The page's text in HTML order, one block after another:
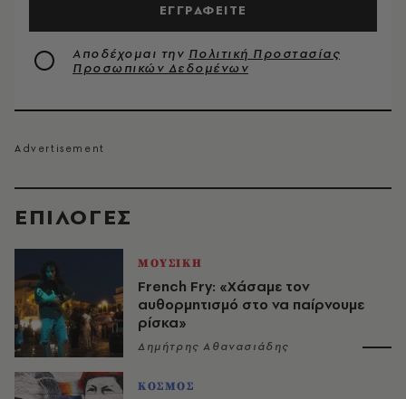
EΠΙΛΟΓΈΣ
ΜΟΥΣΙΚΗ
French Fry: «Χάσαμε τον
αυθορμητισμό στο να παίρνουμε
ρίσκα»
Δημήτρης Αθανασιάδης
ΚΟΣΜΟΣ
ΕΓΓΡΑΦΕΙΤΕ
Αποδέχομαι την Πολιτική Προστασίας
Προσωπικών Δεδομένων